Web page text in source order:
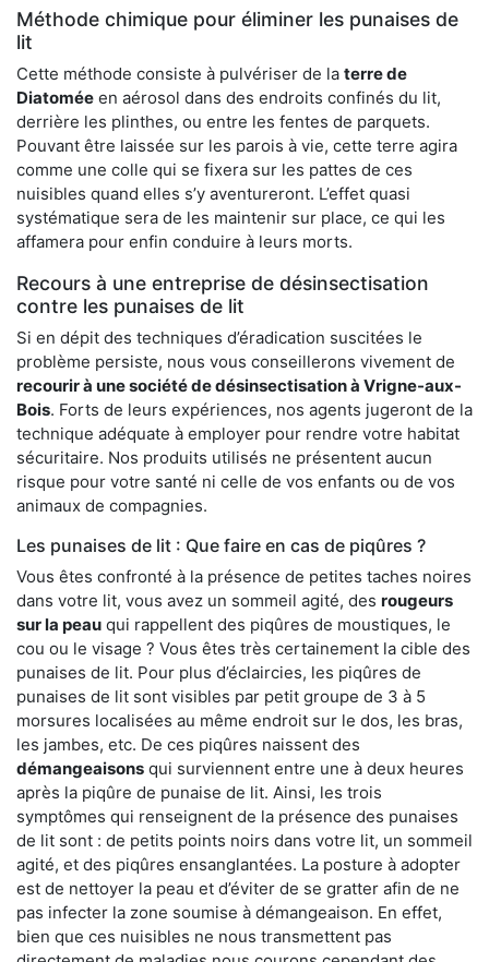
Méthode chimique pour éliminer les punaises de
lit
Cette méthode consiste à pulvériser de la terre de
Diatomée en aérosol dans des endroits confinés du lit,
derrière les plinthes, ou entre les fentes de parquets.
Pouvant être laissée sur les parois à vie, cette terre agira
comme une colle qui se fixera sur les pattes de ces
nuisibles quand elles s’y aventureront. L’effet quasi
systématique sera de les maintenir sur place, ce qui les
affamera pour enfin conduire à leurs morts.
Recours à une entreprise de désinsectisation
contre les punaises de lit
Si en dépit des techniques d’éradication suscitées le
problème persiste, nous vous conseillerons vivement de
recourir à une société de désinsectisation à Vrigne-aux-
Bois. Forts de leurs expériences, nos agents jugeront de la
technique adéquate à employer pour rendre votre habitat
sécuritaire. Nos produits utilisés ne présentent aucun
risque pour votre santé ni celle de vos enfants ou de vos
animaux de compagnies.
Les punaises de lit : Que faire en cas de piqûres ?
Vous êtes confronté à la présence de petites taches noires
dans votre lit, vous avez un sommeil agité, des rougeurs
sur la peau qui rappellent des piqûres de moustiques, le
cou ou le visage ? Vous êtes très certainement la cible des
punaises de lit. Pour plus d’éclaircies, les piqûres de
punaises de lit sont visibles par petit groupe de 3 à 5
morsures localisées au même endroit sur le dos, les bras,
les jambes, etc. De ces piqûres naissent des
démangeaisons qui surviennent entre une à deux heures
après la piqûre de punaise de lit. Ainsi, les trois
symptômes qui renseignent de la présence des punaises
de lit sont : de petits points noirs dans votre lit, un sommeil
agité, et des piqûres ensanglantées. La posture à adopter
est de nettoyer la peau et d’éviter de se gratter afin de ne
pas infecter la zone soumise à démangeaison. En effet,
bien que ces nuisibles ne nous transmettent pas